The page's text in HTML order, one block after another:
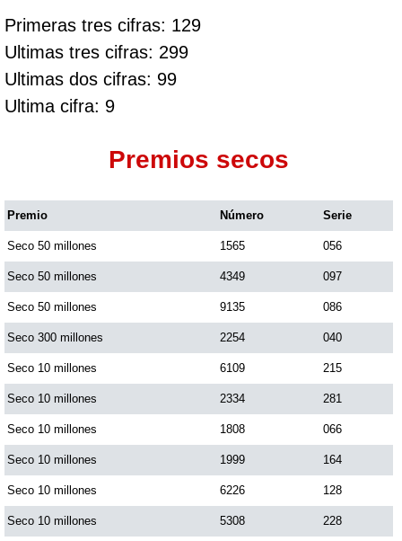
Primeras tres cifras: 129
Ultimas tres cifras: 299
Ultimas dos cifras: 99
Ultima cifra: 9
Premios secos
Premio Número Serie
Seco 50 millones 1565 056
Seco 50 millones 4349 097
Seco 50 millones 9135 086
Seco 300 millones 2254 040
Seco 10 millones 6109 215
Seco 10 millones 2334 281
Seco 10 millones 1808 066
Seco 10 millones 1999 164
Seco 10 millones 6226 128
Seco 10 millones 5308 228